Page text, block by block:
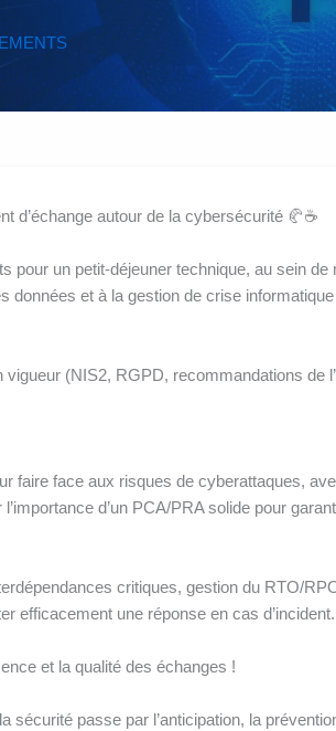
d’échange autour de la cybersécurité 🥐☕
pour un petit-déjeuner technique, au sein
données et à la gestion de crise informatique
(NIS2, RGPD, recommandations de
faire face aux risques de cyberattaques,
d’un PCA/PRA solide pour
critiques, gestion du RTO/
efficacement une réponse en cas d’incident.
et la qualité des échanges !
passe par l’anticipation, la